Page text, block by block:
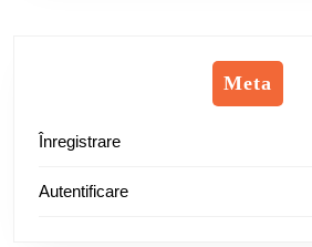
Meta
Înregistrare
Autentificare